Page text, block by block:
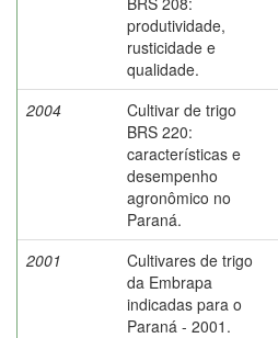
produtividade,
rusticidade e
qualidade.
2004
Cultivar de trigo
BRS 220:
características e
desempenho
agronômico no
Paraná.
2001
Cultivares de trigo
da Embrapa
indicadas para o
Paraná - 2001.